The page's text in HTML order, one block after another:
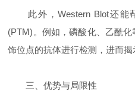
此外，Western Blot还能
(PTM)。例如，磷酸化、乙酰
饰位点的抗体进行检测，进而揭
三、优势与局限性